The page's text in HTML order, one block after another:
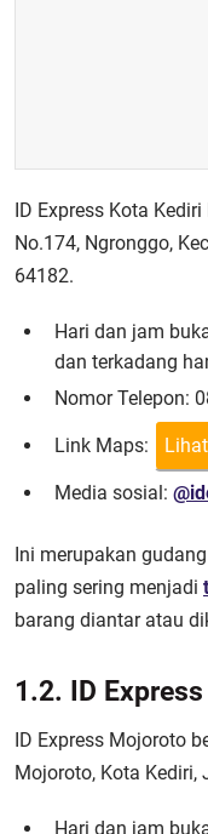
ID Express Kota
No.174, Ngronggo,
64182.
Hari dan jam
dan terkadang
Nomor Telepon:
Link Maps:
Media sosial:
Ini merupakan
paling sering menjadi
barang diantar atau
1.2. ID
ID Express Mojoroto
Mojoroto, Kota
Hari dan jam